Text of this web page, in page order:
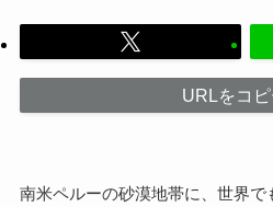
URLをコ
南米ペルーの砂漠地帯に、世界